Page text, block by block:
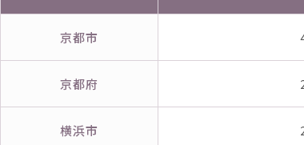
京都市
京都府
横浜市